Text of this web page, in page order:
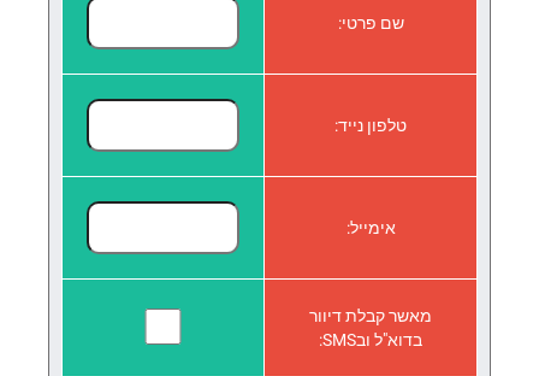
שם פרטי:
טלפון נייד:
אימייל:
מאשר קבלת דיוור
בדוא"ל ובSMS: